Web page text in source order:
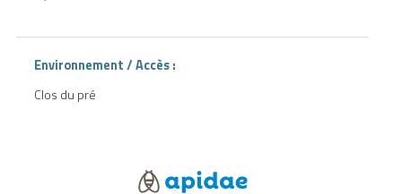
Environnement / Accès :
Clos du pré